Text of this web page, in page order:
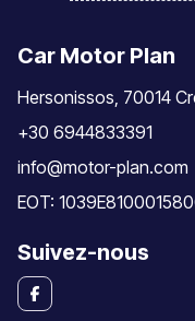
Car Motor Plan
Hersonissos, 70014
+30 6944833391
info@motor-plan.com
EOT:
Suivez-nous